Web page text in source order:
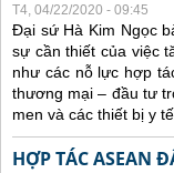
T4, 04/22/2020 - 09:45
Đại sứ Hà Kim Ngọc
sự cần thiết của việc
như các nỗ lực hợp
thương mại – đầu tư
men và các thiết bị y
HỢP TÁC ASEAN